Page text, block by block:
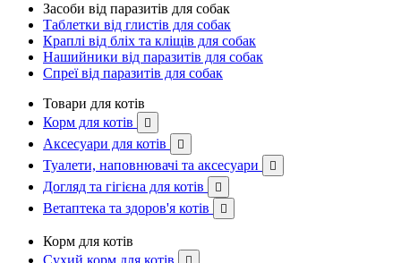
Засоби від паразитів для собак
Таблетки від глистів для собак
Краплі від бліх та кліщів для собак
Нашийники від паразитів для собак
Спреї від паразитів для собак
Товари для котів
Корм для котів

Аксесуари для котів 
Туалети, наповнювачі та аксесуари 
Догляд та гігієна для котів 
Ветаптека та здоров'я котів 
Корм для котів
Сухий корм для котів